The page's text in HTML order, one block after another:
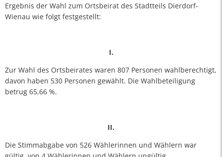
Ergebnis der Wahl zum Ortsbeirat des Stadtteils Dierdorf-
Wienau wie folgt festgestellt:
I.
Zur Wahl des Ortsbeirates waren 807 Personen wahlberechtigt,
davon haben 530 Personen gewählt. Die Wahlbeteiligung
betrug 65,66 %.
II.
Die Stimmabgabe von 526 Wählerinnen und Wählern war